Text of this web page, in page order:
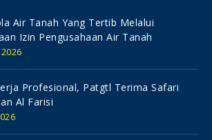
Air Tanah Yang Tertib Melalui
Izin Pengusahaan Air Tanah
Profesional, Patgtl Terima Safari
Al Farisi